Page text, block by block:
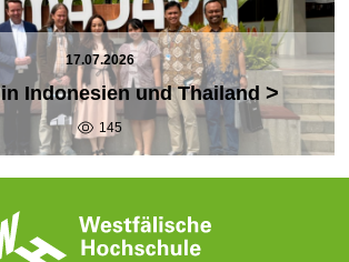
17.07.2026
Indonesien und Thailand >
145